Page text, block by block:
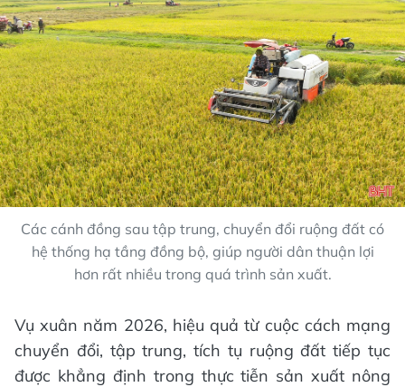
Các cánh đồng sau tập trung, chuyển đổi ruộng đất có
hệ thống hạ tầng đồng bộ, giúp người dân thuận lợi
hơn rất nhiều trong quá trình sản xuất.
Vụ xuân năm 2026, hiệu quả từ cuộc cách mạng
chuyển đổi, tập trung, tích tụ ruộng đất tiếp tục
được khẳng định trong thực tiễn sản xuất nông